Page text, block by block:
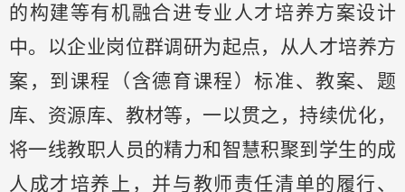
的构建等有机融合进专业人才培养方案设计
中。以企业岗位群调研为起点，从人才培养方
案，到课程（含德育课程）标准、教案、题
库、资源库、教材等，一以贯之，持续优化，
将一线教职人员的精力和智慧积聚到学生的成
人成才培养上，并与教师责任清单的履行、